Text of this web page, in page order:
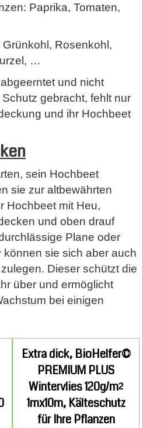
Paprika, Tomaten,
Rosenkohl,
…
und nicht
gebracht, fehlt nur
und ihr Hochbeet
sein Hochbeet
sie zur altbewährten
Hochbeet mit Heu,
und oben drauf
Plane oder
können sie sich aber auch
Dieser schützt die
über und ermöglicht
bei einigen
Extra dick, BioHelfer©
PREMIUM PLUS
Wintervlies 120g/m²
1mx10m, Kälteschutz
für Ihre Pflanzen